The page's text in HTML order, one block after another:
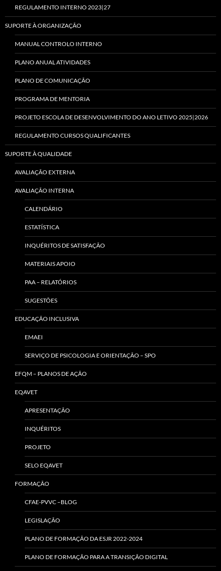
REGULAMENTO INTERNO 2023|27
SUPORTE À ORGANIZAÇÃO
MANUAL CONTROLO INTERNO
PLANO ANUAL ATIVIDADES
PLANO DE COMUNICAÇÃO
PROGRAMA DE MENTORIA
PROJETO ESCOLA DE DESENVOLVIMENTO DO ANO LETIVO 2025|2026
REGULAMENTO CURSOS QUALIFICANTES
SUPORTE À QUALIDADE
AVALIAÇÃO EXTERNA
AVALIAÇÃO INTERNA
CALENDÁRIO
ESTATÍSTICA
INQUÉRITOS DE SATISFAÇÃO
MATERIAIS APOIO
PAA – RELATÓRIOS
SUGESTÕES
EDUCAÇÃO INCLUSIVA
EMAEI
SERVIÇO DE PSICOLOGIA E ORIENTAÇÃO – SPO
EFQM – PLANOS DE AÇÃO
EQAVET
APRESENTAÇÃO
INQUÉRITOS
PROJETO
SELO EQAVET
FORMAÇÃO
CFAE-PVVC –BLOG
LEGISLAÇÃO
PLANO DE FORMAÇÃO DA ESJR 2022-2024
PLANO DE FORMAÇÃO PARA A TRANSIÇÃO DIGITAL